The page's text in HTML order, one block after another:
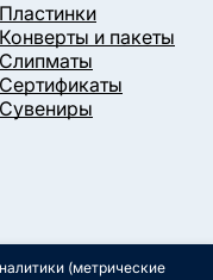
Пластинки
Конверты и пакеты
Слипматы
Сертификаты
Сувениры
(метрические